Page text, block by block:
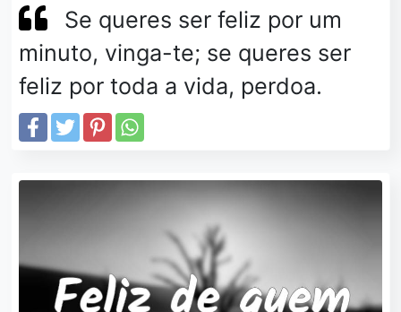
Se queres ser feliz por um
minuto, vinga-te; se queres ser
feliz por toda a vida, perdoa.